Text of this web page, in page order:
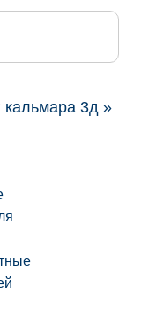
кальмара 3д »